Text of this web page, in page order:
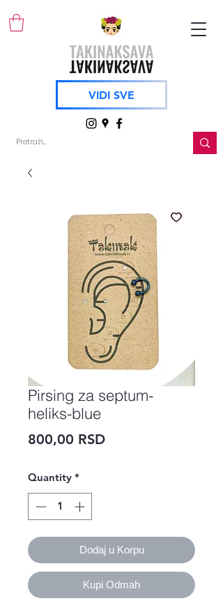
VIDI SVE
Pirsing za septum-
heliks-blue
800,00 RSDPrice
Quantity *
Dodaj u Korpu
Kupi Odmah